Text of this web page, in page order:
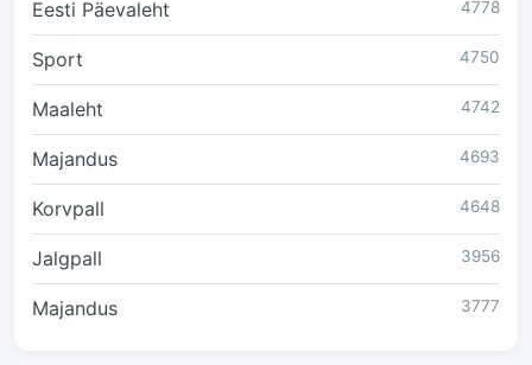
Eesti Päevaleht 4778
Sport 4750
Maaleht 4742
Majandus 4693
Korvpall 4648
Jalgpall 3956
Majandus 3777